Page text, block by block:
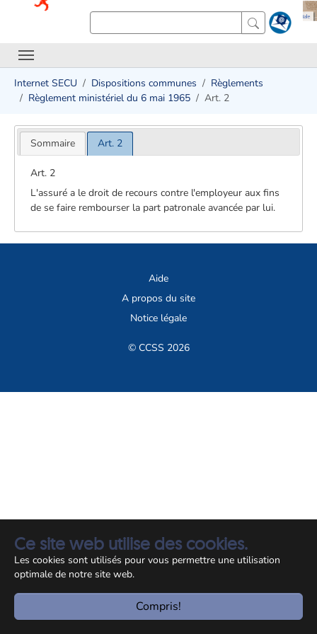
Ce site web utilise des cookies.
Les cookies sont utilisés pour vous permettre une utilisation
optimale de notre site web.
Compris!
Internet SECU Dispositions communes
Règlements
Règlement ministériel du 6 mai 1965
Art. 2
Sommaire Art. 2
Art. 2
L'assuré a le droit de recours contre l'employeur aux fins
de se faire rembourser la part patronale avancée par lui.
Aide
A propos du site
Notice légale
© CCSS 2026